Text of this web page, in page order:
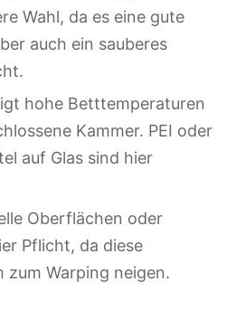
Wahl, da es eine gute
auch ein sauberes
hohe Betttemperaturen
Kammer. PEI oder
auf Glas sind hier
Oberflächen oder
Pflicht, da diese
zum Warping neigen.